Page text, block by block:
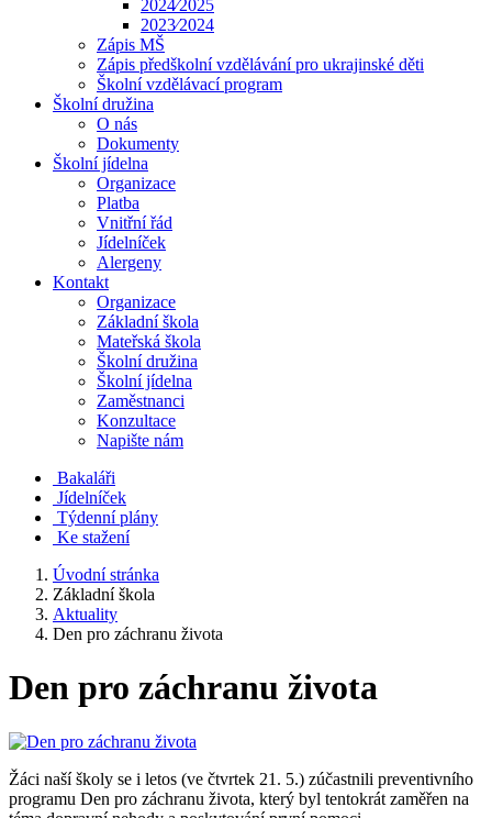
2024⁄2025
2023⁄2024
Zápis MŠ
Zápis předškolní vzdělávání pro ukrajinské děti
Školní vzdělávací program
Školní družina
O nás
Dokumenty
Školní jídelna
Organizace
Platba
Vnitřní řád
Jídelníček
Alergeny
Kontakt
Organizace
Základní škola
Mateřská škola
Školní družina
Školní jídelna
Zaměstnanci
Konzultace
Napište nám
Bakaláři
Jídelníček
Týdenní plány
Ke stažení
Úvodní stránka
Základní škola
Aktuality
Den pro záchranu života
Den pro záchranu života
Žáci naší školy se i letos (ve čtvrtek 21. 5.) zúčastnili preventivního
programu Den pro záchranu života, který byl tentokrát zaměřen na